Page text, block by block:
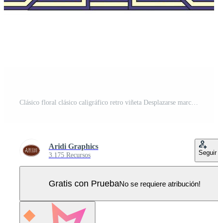
Clásico floral clásico caligráfico retro viñeta Desplazarse marcos ornamental diseño elementos negro y color conjunto aislado Vector Pro
Aridi Graphics
3.175 Recursos Seguir
Gratis con PruebaNo se requiere atribución!